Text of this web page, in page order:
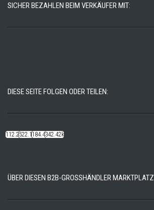
SICHER BEZAHLEN BEIM VERKÄUFER MIT:
DIESE SEITE FOLGEN ODER TEILEN:
112.22k522.14k184.48k342.42k
ÜBER DIESEN B2B-GROSSHÄNDLER MARKTPLATZ